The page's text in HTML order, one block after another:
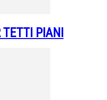
PIANI